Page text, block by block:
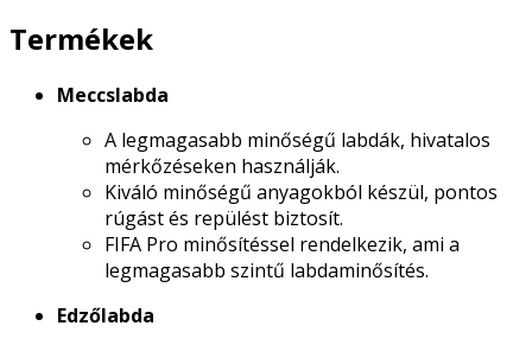
Termékek
Meccslabda
A legmagasabb minőségű labdák, hivatalos
mérkőzéseken használják.
Kiváló minőségű anyagokból készül, pontos
rúgást és repülést biztosít.
FIFA Pro minősítéssel rendelkezik, ami a
legmagasabb szintű labdaminősítés.
Edzőlabda